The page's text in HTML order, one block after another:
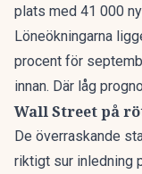
plats med 41 000
Löneökningarna
procent för
innan. Där låg
Wall Street på
De överraskande
riktigt sur inledning